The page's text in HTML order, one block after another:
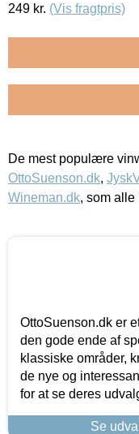
249 kr. (Vis fragtpris)
De mest populære
OttoSuenson.dk,
Wineman.dk, som alle
OttoSuenson.dk er
den gode ende af
klassiske områder,
de nye og
for at se deres
Se